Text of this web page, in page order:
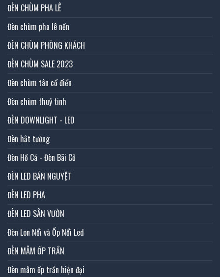
ĐÈN CHÙM PHA LÊ
Đèn chùm pha lê nến
ĐÈN CHÙM PHÒNG KHÁCH
ĐÈN CHÙM SALE 2023
Đèn chùm tân cổ điển
Đèn chùm thuỷ tinh
ĐÈN DOWNLIGHT - LED
Đèn hắt tường
Đèn Hồ Cá - Đèn Bãi Cỏ
ĐÈN LED BÁN NGUYỆT
ĐÈN LED PHA
ĐÈN LED SÂN VƯỜN
Đèn Lon Nổi và Ốp Nổi Led
ĐÈN MÂM ỐP TRẦN
Đèn mâm ốp trần hiện đại